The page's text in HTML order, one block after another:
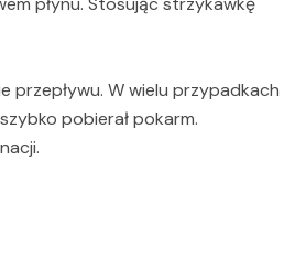
przepływu. W wielu przypadkach
pobierał pokarm.